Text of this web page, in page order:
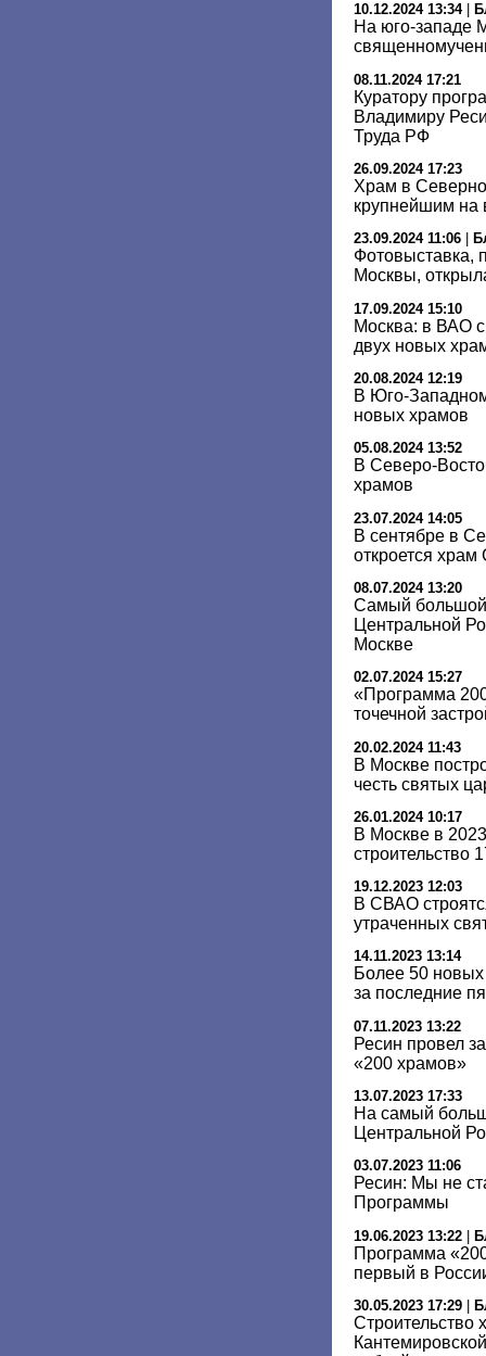
10.12.2024 13:34|
На юго-западе
08.11.2024 17:21
Куратору
Владимиру
Труда РФ
26.09.2024 17:23
Храм в
крупнейшим на
23.09.2024 11:06
Фотовыставка,
Москвы,
17.09.2024 15:10
Москва: в ВАО
двух новых
20.08.2024 12:19
В Юго-
новых храмов
05.08.2024 13:52
В Северо-
храмов
23.07.2024 14:05
В сентябре в
откроется
08.07.2024 13:20
Самый
Центральной
Москве
02.07.2024 15:27
«Программа
точечной
20.02.2024 11:43
В Москве
честь святых
26.01.2024 10:17
В Москве в
строительство
19.12.2023 12:03
В СВАО
утраченных
14.11.2023 13:14
Более 50
за последние
07.11.2023 13:22
Ресин провел
«200 храмов»
13.07.2023 17:33
На самый
Центральной
03.07.2023 11:06
Ресин: Мы не
Программы
19.06.2023 13:22
Программа
первый в
30.05.2023 17:29
Строительство